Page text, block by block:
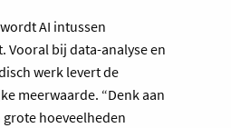
AI intussen
Vooral bij data-analyse en
werk levert de
meerwaarde. “Denk aan
hoeveelheden